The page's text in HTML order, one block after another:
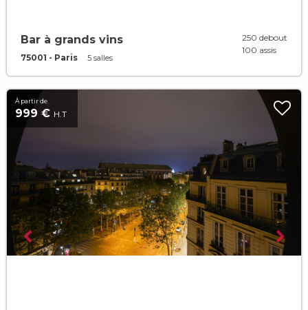
Bar à grands vins
75001 - Paris 5 salles
250 debout
100 assis
À partir de
999 € H.T